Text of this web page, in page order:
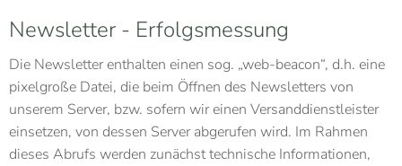
Newsletter - Erfolgsmessung
Die Newsletter enthalten einen sog. „web-beacon“, d.h. eine
pixelgroße Datei, die beim Öffnen des Newsletters von
unserem Server, bzw. sofern wir einen Versanddienstleister
einsetzen, von dessen Server abgerufen wird. Im Rahmen
dieses Abrufs werden zunächst technische Informationen,